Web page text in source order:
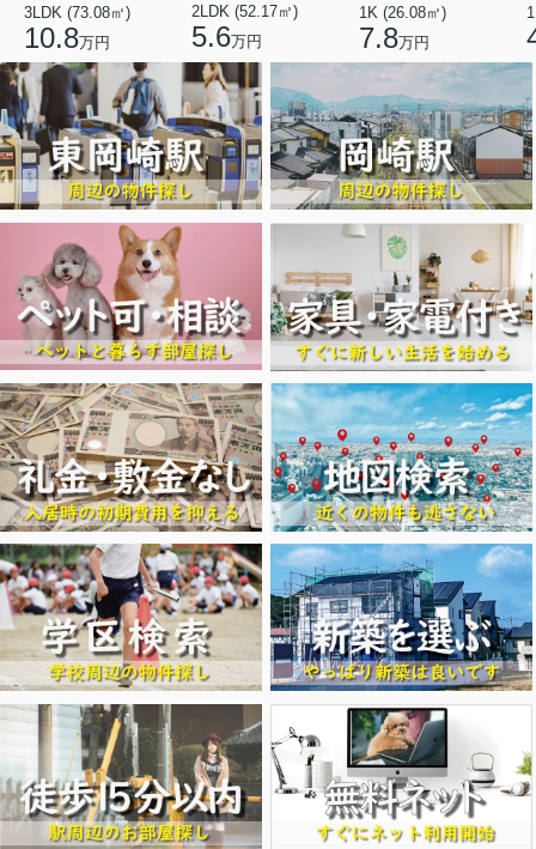
3LDK (73.08㎡)
10.8万円
2LDK (52.17㎡)
5.6万円
1K (26.08㎡)
7.8万円